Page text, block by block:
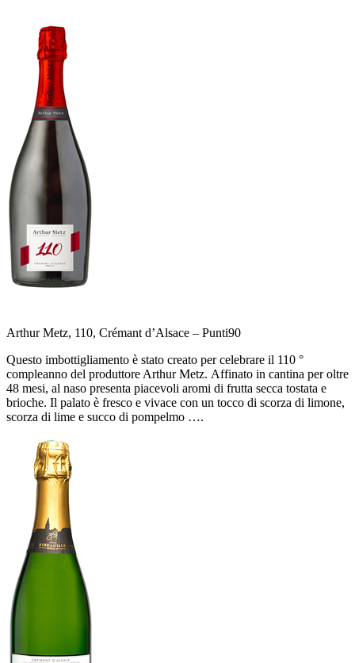
Arthur Metz, 110, Crémant d’Alsace – Punti90
Questo imbottigliamento è stato creato per celebrare il 110 °
compleanno del produttore Arthur Metz. Affinato in cantina per oltre
48 mesi, al naso presenta piacevoli aromi di frutta secca tostata e
brioche. Il palato è fresco e vivace con un tocco di scorza di limone,
scorza di lime e succo di pompelmo ….